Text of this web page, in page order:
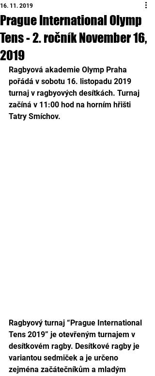
Prague International Olymp
Tens - 2. ročník November 16,
2019
16. 11. 2019
Ragbyová akademie Olymp Praha
pořádá v sobotu 16. listopadu 2019
turnaj v ragbyových desítkách. Turnaj
začíná v 11:00 hod na horním hřišti
Tatry Smíchov.
Ragbyový turnaj “Prague International
Tens 2019” je otevřeným turnajem v
desítkovém ragby. Desítkové ragby je
variantou sedmiček a je určeno
zejména začátečníkům a mladým